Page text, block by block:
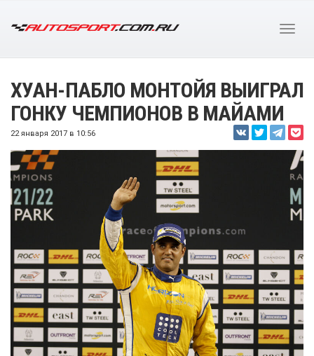
ХУАН-ПАБЛО МОНТОЙЯ ВЫИГРАЛ
ГОНКУ ЧЕМПИОНОВ В МАЙАМИ
22 января 2017 в 10:56